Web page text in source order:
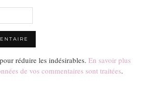
réduire les indésirables. En savoir plus
de vos commentaires sont traitées.